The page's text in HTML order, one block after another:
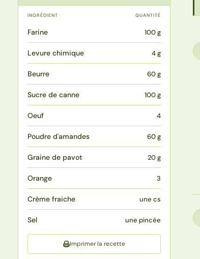
INGRÉDIENT QUANTITÉ
Farine 100 g
Levure chimique 4 g
Beurre 60 g
Sucre de canne 100 g
Oeuf 4
Poudre d'amandes 60 g
Graine de pavot 20 g
Orange 3
Crème fraiche une cs
Sel une pincée
Imprimer la recette